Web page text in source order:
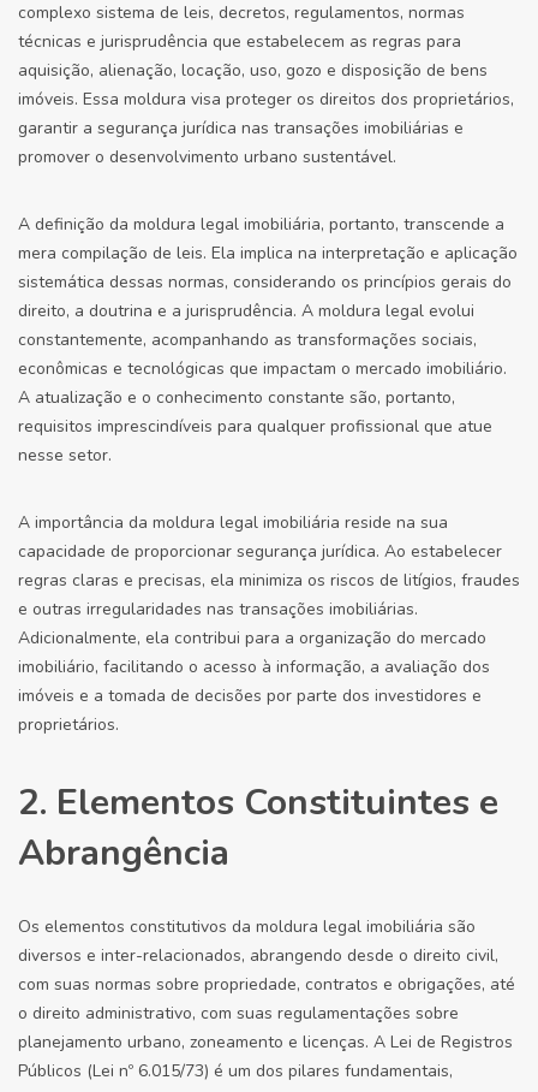
complexo sistema de leis, decretos, regulamentos, normas
técnicas e jurisprudência que estabelecem as regras para
aquisição, alienação, locação, uso, gozo e disposição de bens
imóveis. Essa moldura visa proteger os direitos dos proprietários,
garantir a segurança jurídica nas transações imobiliárias e
promover o desenvolvimento urbano sustentável.
A definição da moldura legal imobiliária, portanto, transcende a
mera compilação de leis. Ela implica na interpretação e aplicação
sistemática dessas normas, considerando os princípios gerais do
direito, a doutrina e a jurisprudência. A moldura legal evolui
constantemente, acompanhando as transformações sociais,
econômicas e tecnológicas que impactam o mercado imobiliário.
A atualização e o conhecimento constante são, portanto,
requisitos imprescindíveis para qualquer profissional que atue
nesse setor.
A importância da moldura legal imobiliária reside na sua
capacidade de proporcionar segurança jurídica. Ao estabelecer
regras claras e precisas, ela minimiza os riscos de litígios, fraudes
e outras irregularidades nas transações imobiliárias.
Adicionalmente, ela contribui para a organização do mercado
imobiliário, facilitando o acesso à informação, a avaliação dos
imóveis e a tomada de decisões por parte dos investidores e
proprietários.
2. Elementos Constituintes e
Abrangência
Os elementos constitutivos da moldura legal imobiliária são
diversos e inter-relacionados, abrangendo desde o direito civil,
com suas normas sobre propriedade, contratos e obrigações, até
o direito administrativo, com suas regulamentações sobre
planejamento urbano, zoneamento e licenças. A Lei de Registros
Públicos (Lei nº 6.015/73) é um dos pilares fundamentais,